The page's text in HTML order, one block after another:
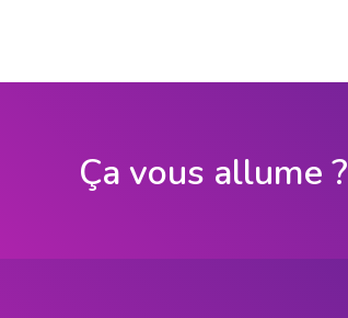
Ça vous allume ?